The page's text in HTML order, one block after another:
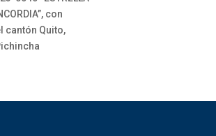
con
cantón Quito,